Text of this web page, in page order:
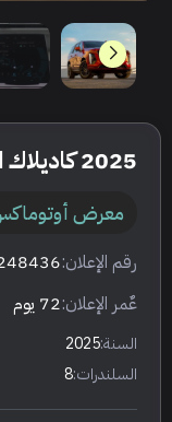
2025 كاديلاك اسكاليد بلاتينيوم
معرض
رقم الإعلان:
عٌمر الإعلان:72 يوم
السنة:2025
السلندرات:8